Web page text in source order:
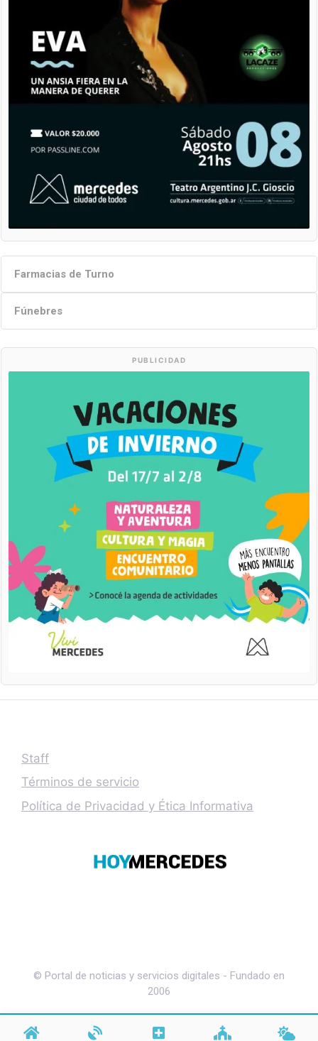
Farmacias de Turno
Fúnebres
PUBLICIDAD
Staff
Términos de servicio
Política de Privacidad y Ética Informativa
© Portal de noticias y servicios digitales - Fundado en
2006